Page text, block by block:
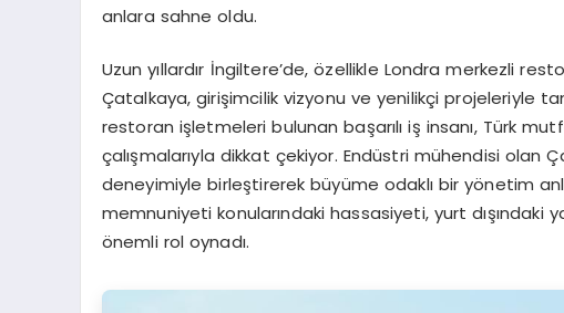
anlara sahne oldu.
Uzun yıllardır İngiltere’de, özellikle Londra merkezli
Çatalkaya, girişimcilik vizyonu ve yenilikçi projeleriyle
restoran işletmeleri bulunan başarılı iş insanı, Türk
çalışmalarıyla dikkat çekiyor. Endüstri mühendisi olan
deneyimiyle birleştirerek büyüme odaklı bir yönetim
memnuniyeti konularındaki hassasiyeti, yurt dışındaki
önemli rol oynadı.